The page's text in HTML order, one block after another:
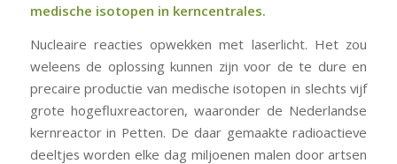
medische isotopen in kerncentrales.
Nucleaire reacties opwekken met laserlicht. Het zou
weleens de oplossing kunnen zijn voor de te dure en
precaire productie van medische isotopen in slechts vijf
grote hogefluxreactoren, waaronder de Nederlandse
kernreactor in Petten. De daar gemaakte radioactieve
deeltjes worden elke dag miljoenen malen door artsen